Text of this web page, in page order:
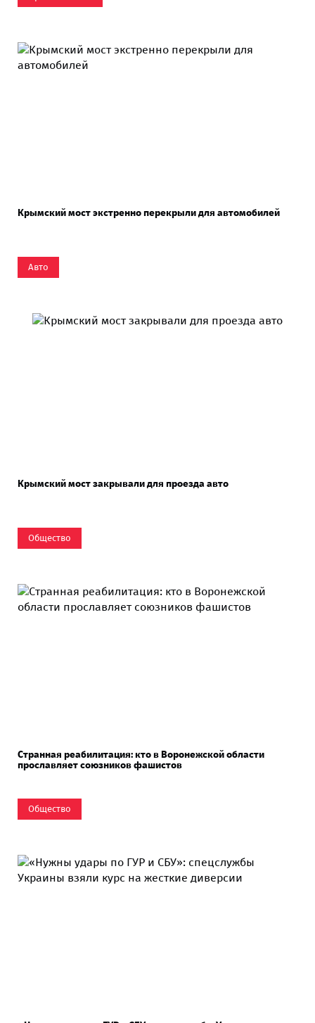
Крымский мост экстренно перекрыли для автомобилей
Авто
Крымский мост закрывали для проезда авто
Общество
Странная реабилитация: кто в Воронежской области
прославляет союзников фашистов
Общество